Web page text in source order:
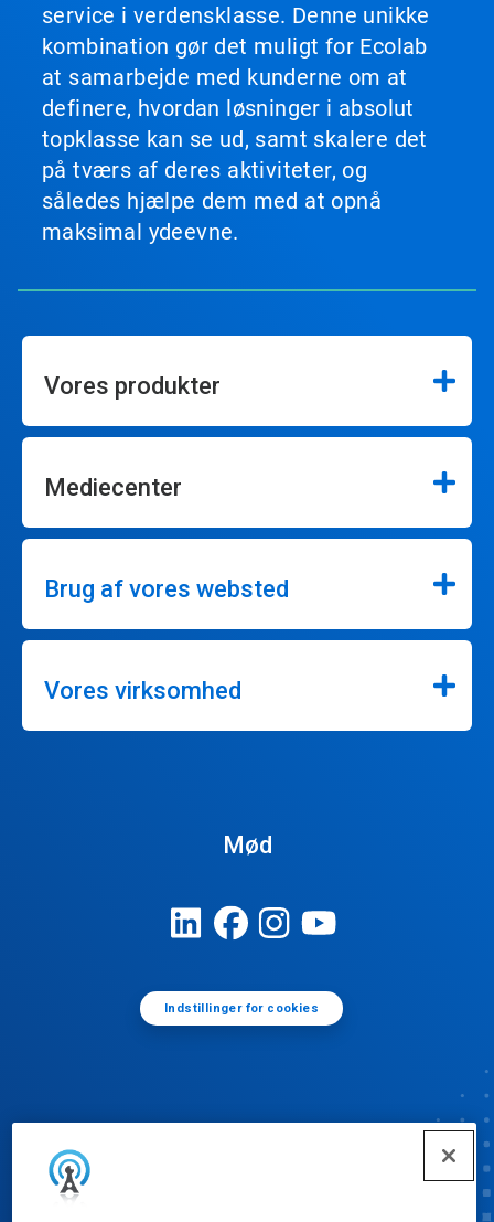
service i verdensklasse. Denne unikke
kombination gør det muligt for Ecolab
at samarbejde med kunderne om at
definere, hvordan løsninger i absolut
topklasse kan se ud, samt skalere det
på tværs af deres aktiviteter, og
således hjælpe dem med at opnå
maksimal ydeevne.
Vores produkter
Mediecenter
Brug af vores websted
Vores virksomhed
Mød
Indstillinger for cookies